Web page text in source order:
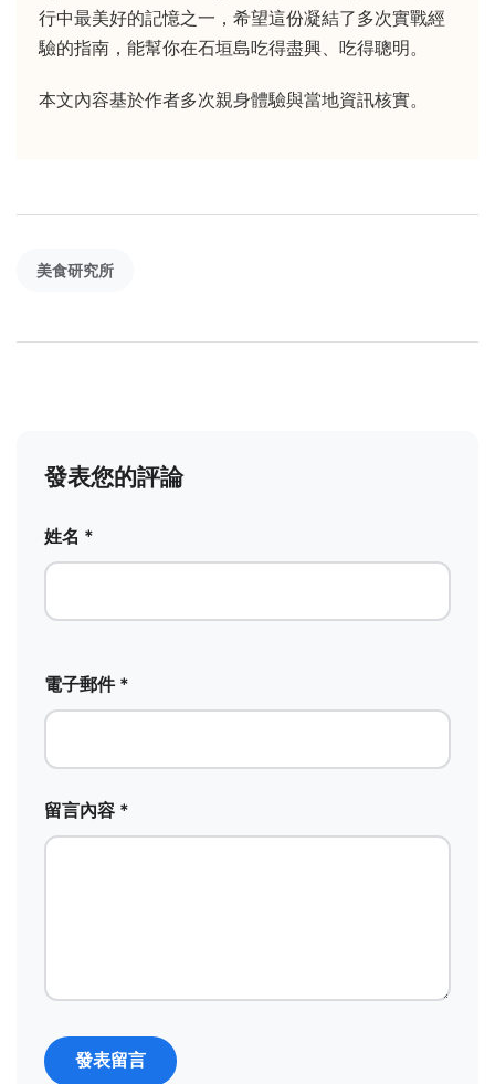
行中最美好的記憶之一，希望這份凝結了多次實戰經
驗的指南，能幫你在石垣島吃得盡興、吃得聰明。
本文內容基於作者多次親身體驗與當地資訊核實。
美食研究所
發表您的評論
姓名 *
電子郵件 *
留言內容 *
發表留言